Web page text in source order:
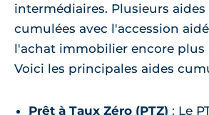
intermédiaires. Plusieurs
cumulées avec l'accession
l'achat immobilier encore plus
Voici les principales aides
Prêt à Taux Zéro (PTZ) : Le